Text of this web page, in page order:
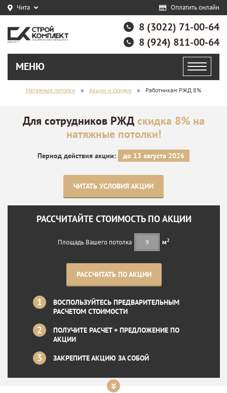
Чита Оплатить онлайн
8 (3022) 71-00-64
8 (924) 811-00-64
МЕНЮ
Натяжные потолки » Акции и скидки » Работникам РЖД 8%
Для сотрудников РЖД скидка 8% на
натяжные потолки!
Период действия акции: до 13 августа 2026
ЧИТАТЬ УСЛОВИЯ АКЦИИ
РАССЧИТАЙТЕ СТОИМОСТЬ ПО АКЦИИ
Площадь Вашего потолка м2
РАССЧИТАТЬ ПО АКЦИИ
ВОСПОЛЬЗУЙТЕСЬ ПРЕДВАРИТЕЛЬНЫМ
РАСЧЕТОМ СТОИМОСТИ
ПОЛУЧИТЕ РАСЧЕТ+ПРЕДЛОЖЕНИЕ ПО
АКЦИИ
ЗАКРЕПИТЕ АКЦИЮ ЗА СОБОЙ